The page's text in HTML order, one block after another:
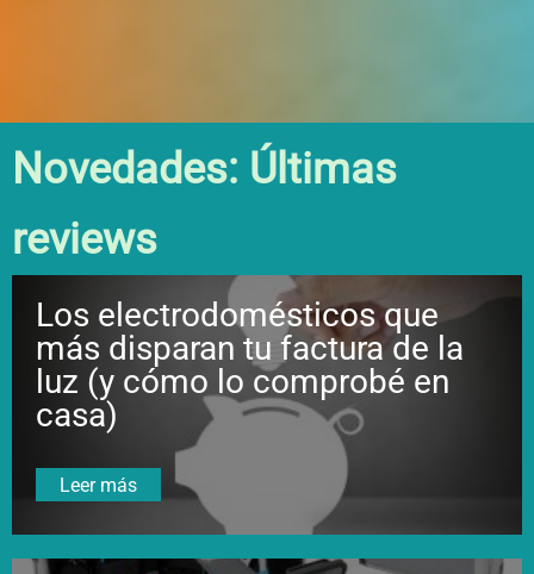
Novedades: Últimas
reviews
Los electrodomésticos que
más disparan tu factura de la
luz (y cómo lo comprobé en
casa)
Leer más